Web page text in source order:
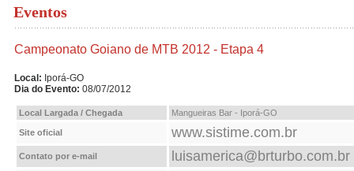
Eventos
Campeonato Goiano de MTB 2012 - Etapa 4
Local: Iporá-GO
Dia do Evento: 08/07/2012
Local Largada / Chegada Mangueiras Bar - Iporá-GO
Site oficial www.sistime.com.br
Contato por e-mail luisamerica@brturbo.com.br